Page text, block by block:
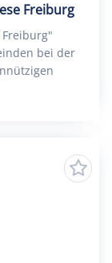
Freiburg
bei der